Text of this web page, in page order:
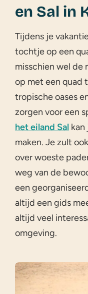
en Sal in
Tijdens je
tochtje op een
misschien wel de
op met een quad
tropische oases
zorgen voor een
het eiland Sal
maken. Je zult
over woeste
weg van de
een
altijd een gids
altijd veel
omgeving.